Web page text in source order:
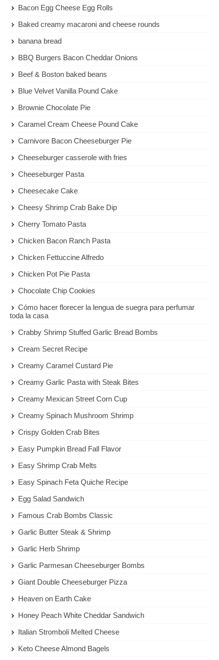
Bacon Egg Cheese Egg Rolls
Baked creamy macaroni and cheese rounds
banana bread
BBQ Burgers Bacon Cheddar Onions
Beef & Boston baked beans
Blue Velvet Vanilla Pound Cake
Brownie Chocolate Pie
Caramel Cream Cheese Pound Cake
Carnivore Bacon Cheeseburger Pie
Cheeseburger casserole with fries
Cheeseburger Pasta
Cheesecake Cake
Cheesy Shrimp Crab Bake Dip
Cherry Tomato Pasta
Chicken Bacon Ranch Pasta
Chicken Fettuccine Alfredo
Chicken Pot Pie Pasta
Chocolate Chip Cookies
Cómo hacer florecer la lengua de suegra para perfumar
toda la casa
Crabby Shrimp Stuffed Garlic Bread Bombs
Cream Secret Recipe
Creamy Caramel Custard Pie
Creamy Garlic Pasta with Steak Bites
Creamy Mexican Street Corn Cup
Creamy Spinach Mushroom Shrimp
Crispy Golden Crab Bites
Easy Pumpkin Bread Fall Flavor
Easy Shrimp Crab Melts
Easy Spinach Feta Quiche Recipe
Egg Salad Sandwich
Famous Crab Bombs Classic
Garlic Butter Steak & Shrimp
Garlic Herb Shrimp
Garlic Parmesan Cheeseburger Bombs
Giant Double Cheeseburger Pizza
Heaven on Earth Cake
Honey Peach White Cheddar Sandwich
Italian Stromboli Melted Cheese
Keto Cheese Almond Bagels